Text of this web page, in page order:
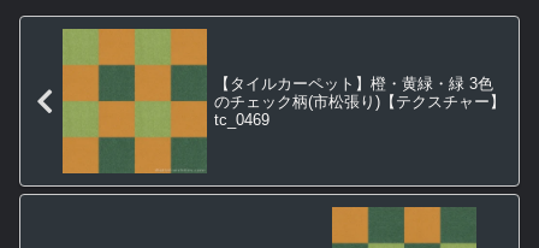
【タイルカーペット】橙・黄緑・緑 3色
のチェック柄(市松張り)【テクスチャー】
tc_0469